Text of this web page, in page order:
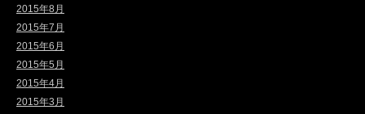
2015年8月
2015年7月
2015年6月
2015年5月
2015年4月
2015年3月